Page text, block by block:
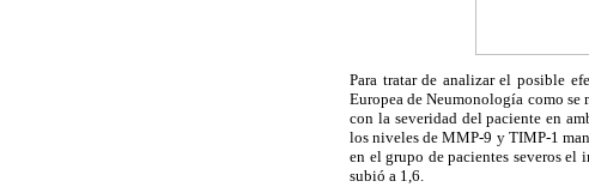
Para tratar de analizar el posible
Europea de Neumonología como se
con la severidad del paciente en
los niveles de MMP-9 y TIMP-1
en el grupo de pacientes severos
subió a 1,6.